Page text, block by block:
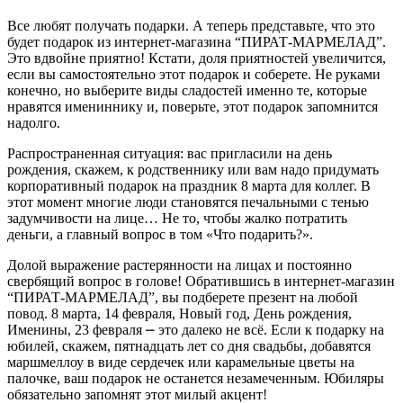
Все любят получать подарки. А теперь представьте, что это
будет подарок из интернет-магазина “ПИРАТ-МАРМЕЛАД”.
Это вдвойне приятно! Кстати, доля приятностей увеличится,
если вы самостоятельно этот подарок и соберете. Не руками
конечно, но выберите виды сладостей именно те, которые
нравятся имениннику и, поверьте, этот подарок запомнится
надолго.
Распространенная ситуация: вас пригласили на день
рождения, скажем, к родственнику или вам надо придумать
корпоративный подарок на праздник 8 марта для коллег. В
этот момент многие люди становятся печальными с тенью
задумчивости на лице… Не то, чтобы жалко потратить
деньги, а главный вопрос в том «Что подарить?».
Долой выражение растерянности на лицах и постоянно
свербящий вопрос в голове! Обратившись в интернет-магазин
“ПИРАТ-МАРМЕЛАД”, вы подберете презент на любой
повод. 8 марта, 14 февраля, Новый год, День рождения,
Именины, 23 февраля ⎼ это далеко не всё. Если к подарку на
юбилей, скажем, пятнадцать лет со дня свадьбы, добавятся
маршмеллоу в виде сердечек или карамельные цветы на
палочке, ваш подарок не останется незамеченным. Юбиляры
обязательно запомнят этот милый акцент!